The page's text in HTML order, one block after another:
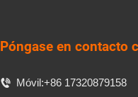
Póngase en contacto
 Móvil:+86 17320879158